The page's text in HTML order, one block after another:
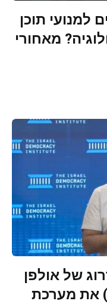
למנועי תוכן
מאחורי
של אולפן
את מערכת